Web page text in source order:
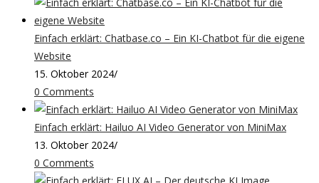
Einfach erklärt: Chatbase.co – Ein KI-Chatbot für die eigene
Website
15. Oktober 2024/
0 Comments
Einfach erklärt: Hailuo AI Video Generator von MiniMax
13. Oktober 2024/
0 Comments